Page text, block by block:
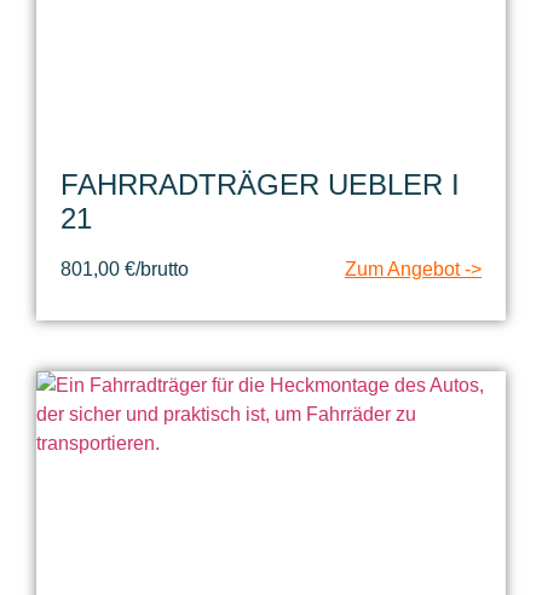
FAHRRADTRÄGER UEBLER I
21
801,00 €/brutto Zum Angebot ->